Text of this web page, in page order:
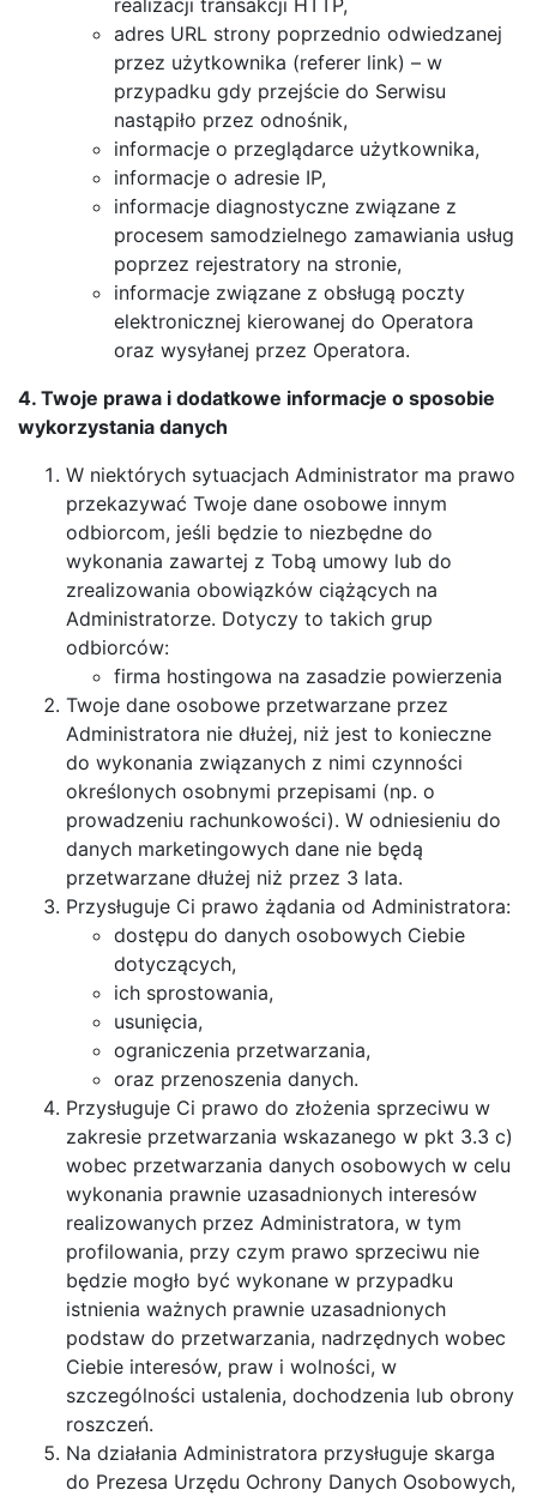
adres URL strony poprzednio odwiedzanej
przez użytkownika (referer link) – w
przypadku gdy przejście do Serwisu
nastąpiło przez odnośnik,
informacje o przeglądarce użytkownika,
informacje o adresie IP,
informacje diagnostyczne związane z
procesem samodzielnego zamawiania usług
poprzez rejestratory na stronie,
informacje związane z obsługą poczty
elektronicznej kierowanej do Operatora
oraz wysyłanej przez Operatora.
4. Twoje prawa i dodatkowe informacje o sposobie
wykorzystania danych
W niektórych sytuacjach Administrator ma prawo
przekazywać Twoje dane osobowe innym
odbiorcom, jeśli będzie to niezbędne do
wykonania zawartej z Tobą umowy lub do
zrealizowania obowiązków ciążących na
Administratorze. Dotyczy to takich grup
odbiorców:
firma hostingowa na zasadzie powierzenia
Twoje dane osobowe przetwarzane przez
Administratora nie dłużej, niż jest to konieczne
do wykonania związanych z nimi czynności
określonych osobnymi przepisami (np. o
prowadzeniu rachunkowości). W odniesieniu do
danych marketingowych dane nie będą
przetwarzane dłużej niż przez 3 lata.
Przysługuje Ci prawo żądania od Administratora:
dostępu do danych osobowych Ciebie
dotyczących,
ich sprostowania,
usunięcia,
ograniczenia przetwarzania,
oraz przenoszenia danych.
Przysługuje Ci prawo do złożenia sprzeciwu w
zakresie przetwarzania wskazanego w pkt 3.3 c)
wobec przetwarzania danych osobowych w celu
wykonania prawnie uzasadnionych interesów
realizowanych przez Administratora, w tym
profilowania, przy czym prawo sprzeciwu nie
będzie mogło być wykonane w przypadku
istnienia ważnych prawnie uzasadnionych
podstaw do przetwarzania, nadrzędnych wobec
Ciebie interesów, praw i wolności, w
szczególności ustalenia, dochodzenia lub obrony
roszczeń.
Na działania Administratora przysługuje skarga
do Prezesa Urzędu Ochrony Danych Osobowych,